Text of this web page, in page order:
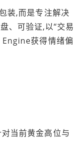
装,而是专注解决
、可验证,以“交易
Engine获得情绪偏
当前黄金高位与